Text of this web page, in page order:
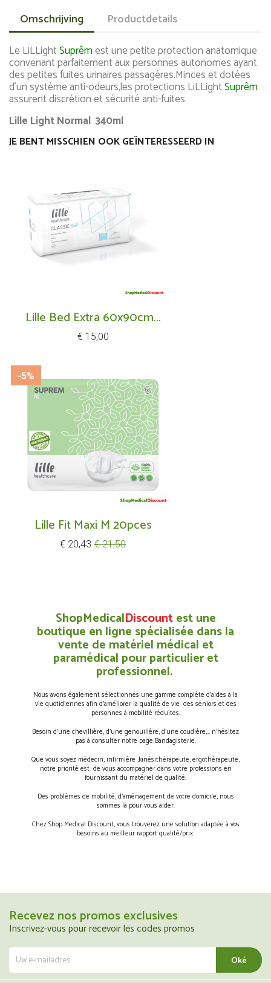
Omschrijving Productdetails
Le LiLLightSuprêmest une petite protection anatomique
convenant parfaitement aux personnes autonomes ayant
des petites fuites urinaires passagères.Minces et dotées
d'un système anti-odeurs,les protections LiLLightSuprêm
assurent discrétion et sécurité anti-fuites.
Lille Light Normal 340ml
JE BENT MISSCHIEN OOK GEÏNTERESSEERD IN
Lille Bed Extra 60x90cm...
Prijs
€ 15,00
Lille Fit Maxi M 20pces
Prijs
€ 20,43 Normale
€ 21,50
-5%
ShopMedicalDiscountest une
boutique en ligne spécialisée dans la
vente de matériel médical et
paramédical pour particulier et
professionnel.
Nous avons également sélectionnés une gamme complète d’aides à la
vie quotidiennes afin d’améliorer la qualité de vie des séniors et des
personnes à mobilité réduites.
Besoin d’une chevillière, d’une genouillère, d’une coudière,… n’hésitez
pas à consulter notre page Bandagisterie.
Que vous soyez médecin, infirmière ,kinésithérapeute, ergothérapeute,
notre priorité est de vous accompagner dans votre professions en
fournissant du matériel de qualité.
Des problèmes de mobilité, d’aménagement de votre domicile, nous
sommes là pour vous aider.
Chez Shop Medical Discount, vous trouverez une solution adaptée à vos
besoins au meilleur rapport qualité/prix.
Recevez nos promos exclusives
Inscrivez-vous pour recevoir les codes promos